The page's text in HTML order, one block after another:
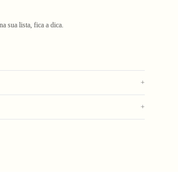
sua lista, fica a dica.
+
de tear aplicada no bolso externo, bolso
+